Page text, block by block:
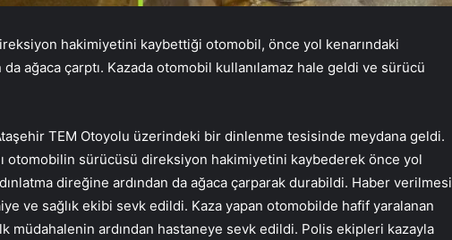
hakimiyetini kaybettiği otomobil, önce yol kenarındaki
ağaca çarptı. Kazada otomobil kullanılamaz hale geldi ve sürücü
TEM Otoyolu üzerindeki bir dinlenme tesisinde meydana geldi.
otomobilin sürücüsü direksiyon hakimiyetini kaybederek önce yol
direğine ardından da ağaca çarparak durabildi. Haber verilmesi
ve sağlık ekibi sevk edildi. Kaza yapan otomobilde hafif yaralanan
müdahalenin ardından hastaneye sevk edildi. Polis ekipleri kazayla